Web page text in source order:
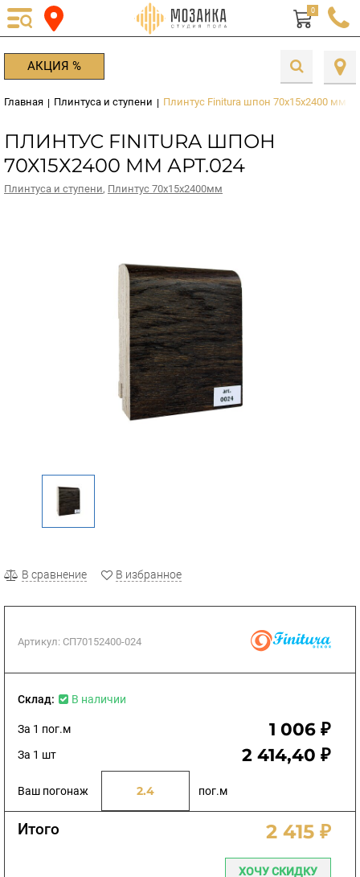
0
АКЦИЯ %
Главная | Плинтуса и ступени | Плинтус Finitura шпон 70х15х2400 мм
ПЛИНТУС FINITURA ШПОН
70Х15Х2400 ММ АРТ.024
Плинтуса и ступени, Плинтус 70х15х2400мм
В сравнение В избранное
Артикул: СП70152400-024
Склад: В наличии
За 1 пог.м 1 006 ₽
За 1 шт 2 414,40 ₽
Ваш погонаж пог.м
Итого 2 415 ₽
ХОЧУ СКИДКУ